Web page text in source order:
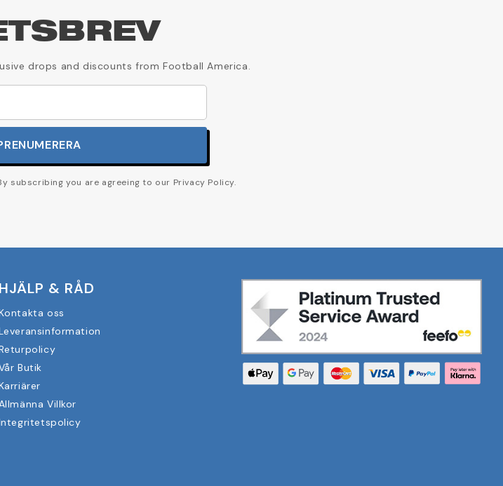
drops and discounts from Football America.
subscribing you are agreeing to our Privacy Policy.
HJÄLP & RÅD
oss
Butik
Villkor